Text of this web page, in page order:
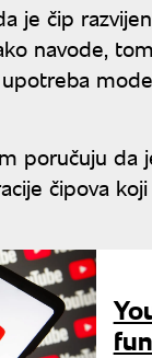
je čip
navode,
poručuju da
čipova